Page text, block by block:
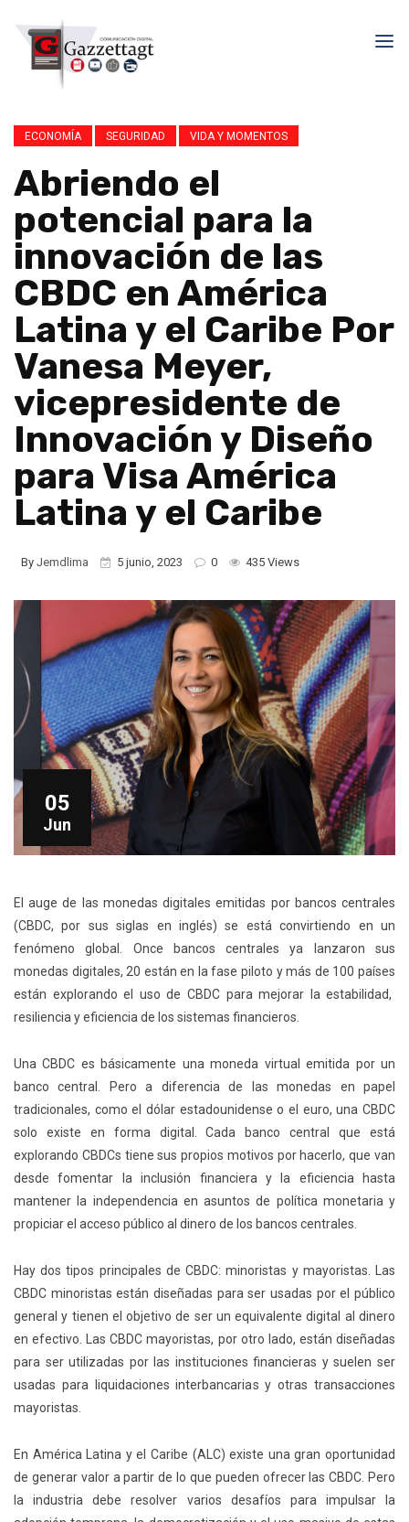
ECONOMÍA SEGURIDAD VIDA Y MOMENTOS
Abriendo el
potencial para la
innovación de las
CBDC en América
Latina y el Caribe Por
Vanesa Meyer,
vicepresidente de
Innovación y Diseño
para Visa América
Latina y el Caribe
By Jemdlima 5 junio, 2023 0 435 Views
05
Jun
El auge de las monedas digitales emitidas por bancos centrales
(CBDC, por sus siglas en inglés) se está convirtiendo en un
fenómeno global. Once bancos centrales ya lanzaron sus
monedas digitales, 20 están en la fase piloto y más de 100 países
están explorando el uso de CBDC para mejorar la estabilidad,
resiliencia y eficiencia de los sistemas financieros.
Una CBDC es básicamente una moneda virtual emitida por un
banco central. Pero a diferencia de las monedas en papel
tradicionales, como el dólar estadounidense o el euro, una CBDC
solo existe en forma digital. Cada banco central que está
explorando CBDCs tiene sus propios motivos por hacerlo, que van
desde fomentar la inclusión financiera y la eficiencia hasta
mantener la independencia en asuntos de política monetaria y
propiciar el acceso público al dinero de los bancos centrales.
Hay dos tipos principales de CBDC: minoristas y mayoristas. Las
CBDC minoristas están diseñadas para ser usadas por el público
general y tienen el objetivo de ser un equivalente digital al dinero
en efectivo. Las CBDC mayoristas, por otro lado, están diseñadas
para ser utilizadas por las instituciones financieras y suelen ser
usadas para liquidaciones interbancarias y otras transacciones
mayoristas.
En América Latina y el Caribe (ALC) existe una gran oportunidad
de generar valor a partir de lo que pueden ofrecer las CBDC. Pero
la industria debe resolver varios desafíos para impulsar la